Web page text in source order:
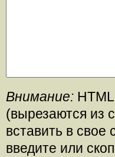
Внимание:
(вырезаются из
вставить в
введите или